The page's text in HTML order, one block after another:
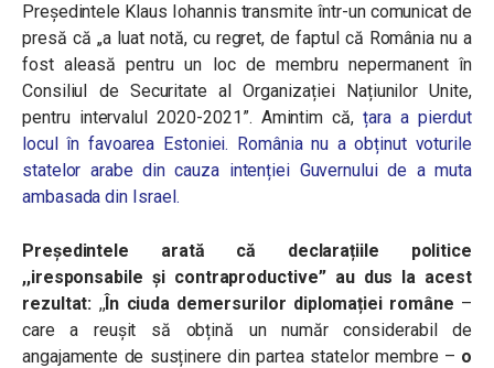
Președintele Klaus Iohannis transmite într-un comunicat de
presă că ,,a luat notă, cu regret, de faptul că România nu a
fost aleasă pentru un loc de membru nepermanent în
Consiliul de Securitate al Organizației Națiunilor Unite,
pentru intervalul 2020-2021”. Amintim că, țara a pierdut
locul în favoarea Estoniei. România nu a obținut voturile
statelor arabe din cauza intenției Guvernului de a muta
ambasada din Israel.
Președintele arată că declarațiile politice
,,iresponsabile și contraproductive” au dus la acest
rezultat: ,,În ciuda demersurilor diplomației române –
care a reușit să obțină un număr considerabil de
angajamente de susținere din partea statelor membre – o